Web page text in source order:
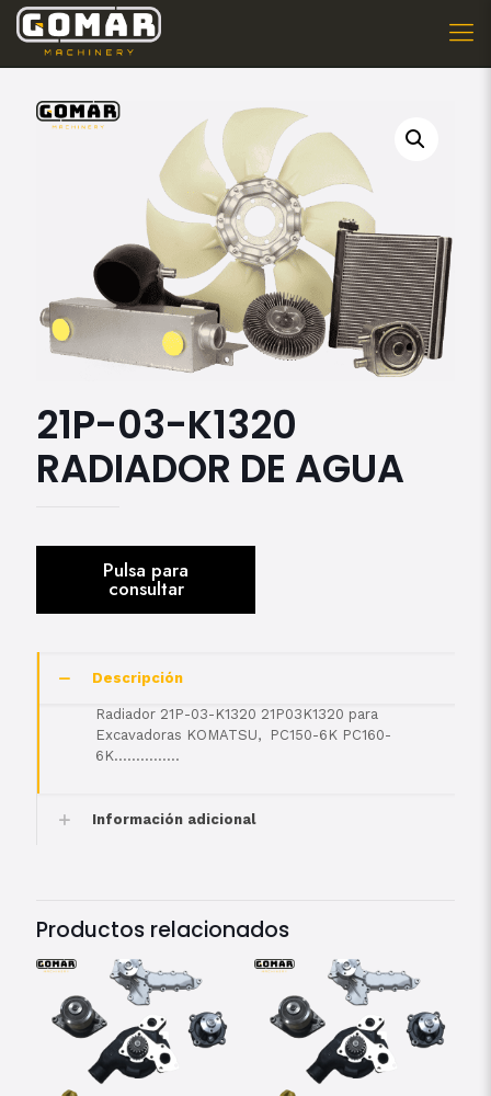
21P-03-K1320
RADIADOR DE AGUA
Descripción
Radiador 21P-03-K1320 21P03K1320 para
Excavadoras KOMATSU, PC150-6K PC160-
6K……………
Información adicional
Productos relacionados